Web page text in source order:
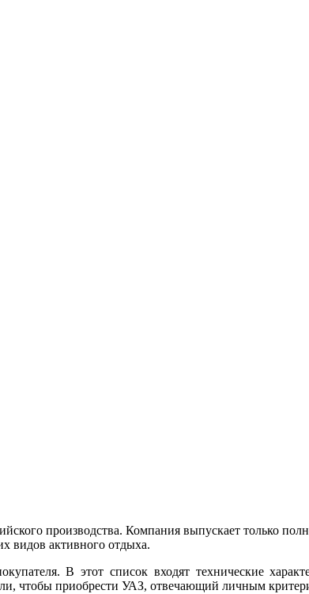
производства. Компания выпускает только
видов активного отдыха.
В этот список входят технические
чтобы приобрести УАЗ, отвечающий личным